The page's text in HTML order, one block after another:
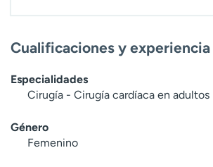
Cualificaciones y experiencia
Especialidades
Cirugía - Cirugía cardíaca en adultos
Género
Femenino